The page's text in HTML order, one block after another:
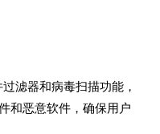
滤器和病毒扫描功能，
和恶意软件，确保用户